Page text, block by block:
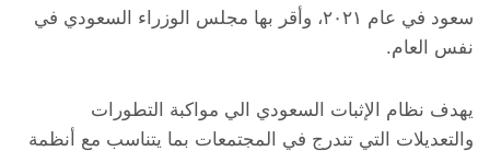
سعود في عام ٢٠٢١، وأقر بها مجلس الوزراء السعودي في
نفس العام.
يهدف نظام الإثبات السعودي الي مواكبة التطورات
والتعديلات التي تندرج في المجتمعات بما يتناسب مع أنظمة